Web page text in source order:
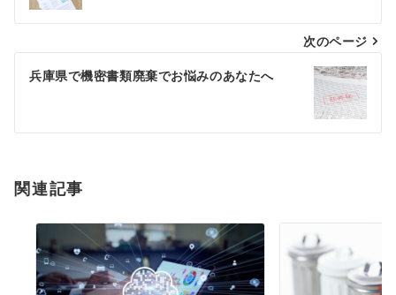
ナ
ビ
ゲ
シ
ン
次のページ
兵庫県で機密書類廃棄でお悩みのあなたへ
関連記事